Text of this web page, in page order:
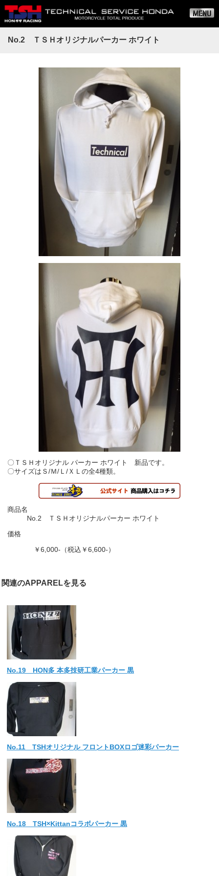
No.2 ＴＳＨオリジナルパーカー ホワイト
〇ＴＳＨオリジナル パーカー ホワイト 新品です。
〇サイズはＳ/Ｍ/Ｌ/ＸＬの全4種類。
商品名
No.2 ＴＳＨオリジナルパーカー ホワイト
価格
￥6,000-（税込￥6,600-）
関連のAPPARELを見る
No.19 HON多 本多技研工業パーカー 黒
No.11 TSHオリジナル フロントBOXロゴ迷彩パーカー
No.18 TSH×Kittanコラボパーカー 黒